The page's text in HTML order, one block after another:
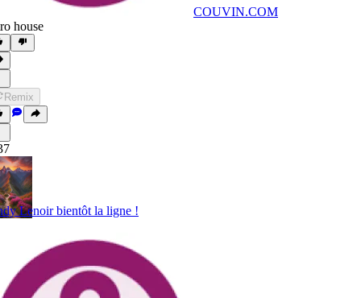
COUVIN.COM
house
Remix
Lenoir bientôt la ligne !